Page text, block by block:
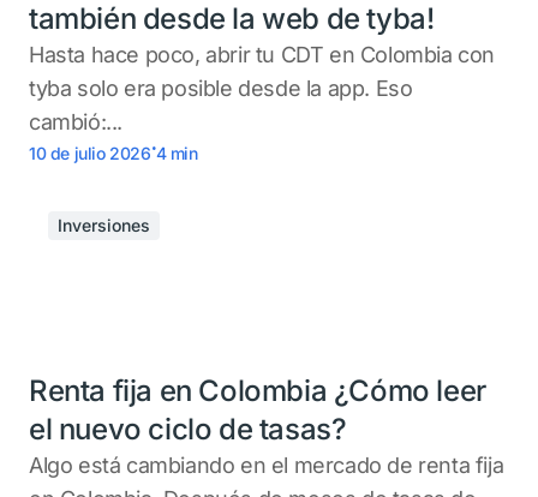
también desde la web de tyba!
Hasta hace poco, abrir tu CDT en Colombia con
tyba solo era posible desde la app. Eso
cambió:...
10 de julio 2026.4 min
Inversiones
Renta fija en Colombia ¿Cómo leer
el nuevo ciclo de tasas?
Algo está cambiando en el mercado de renta fija